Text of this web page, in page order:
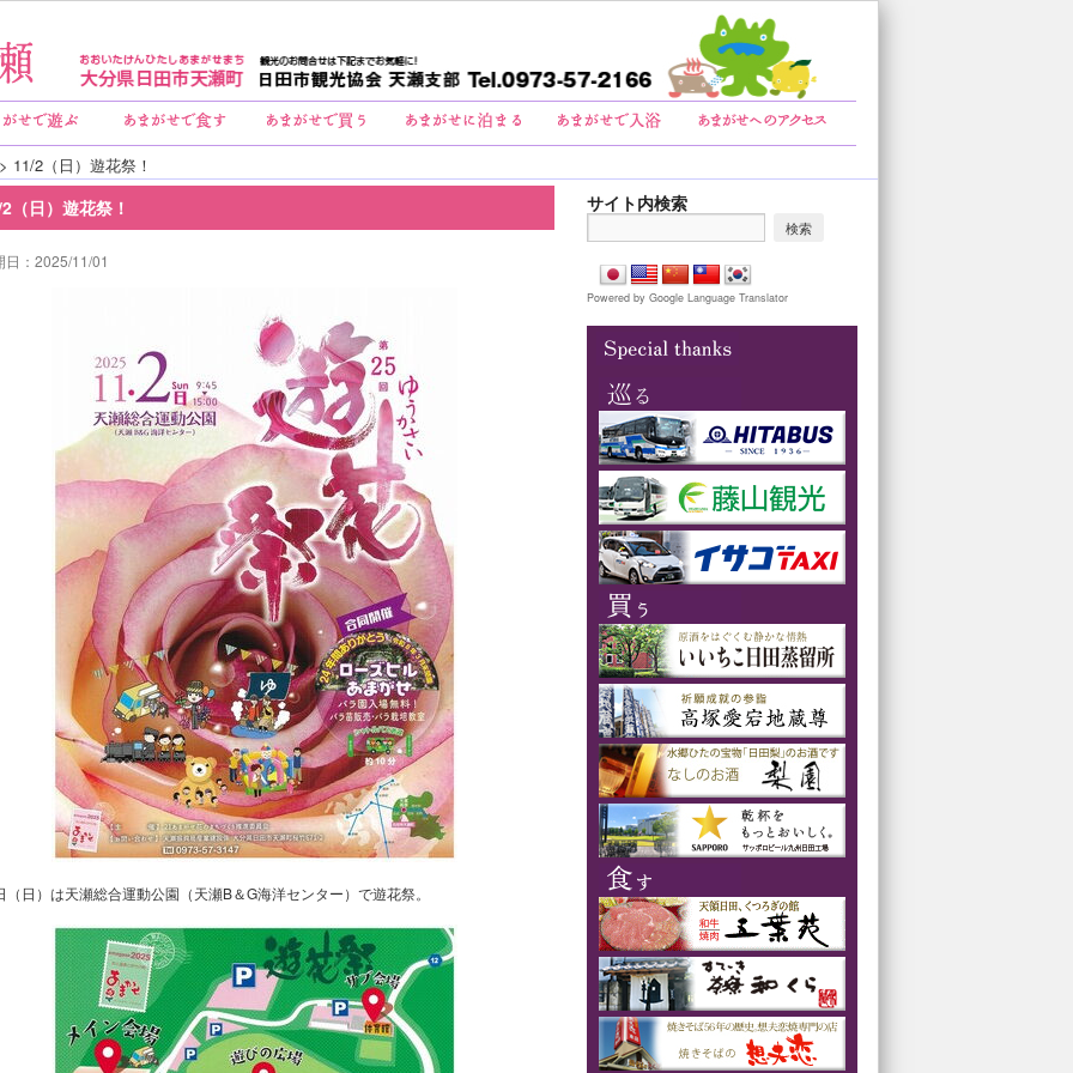
11/2（日）遊花祭！
（日）遊花祭！
日：2025/11/01
（日）は天瀬総合運動公園（天瀬B＆G海洋センター）で遊花祭。
サイト内検索
Powered by Google Language Translator